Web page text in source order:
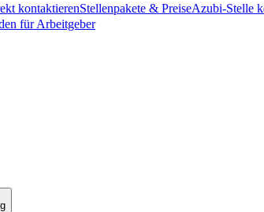
kontaktierenStellenpakete & PreiseAzubi-Stelle
für Arbeitgeber